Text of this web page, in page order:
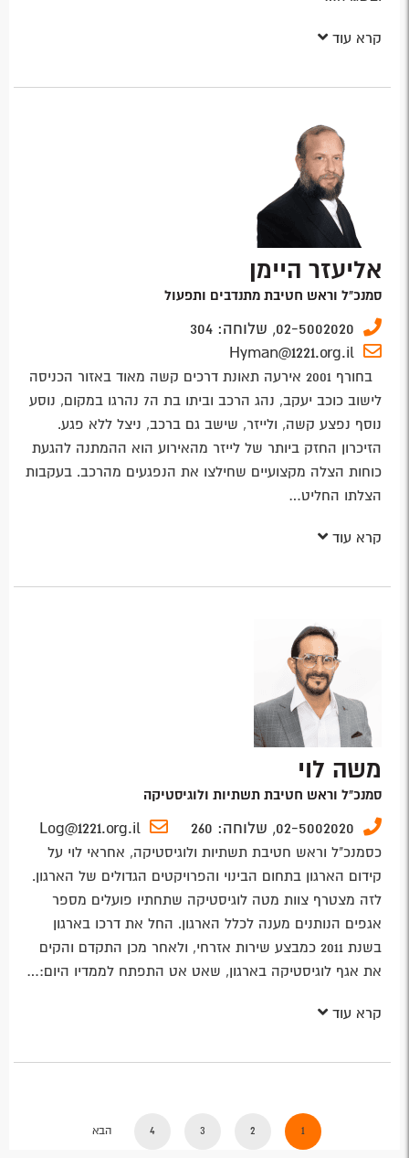
קרא עוד
אליעזר היימן
סמנכ"ל וראש חטיבת מתנדבים ותפעול
02-5002020, שלוחה: 304
Hyman@1221.org.il
בחורף 2001 אירעה תאונת דרכים קשה מאוד באזור הכניסה
לישוב כוכב יעקב, נהג הרכב וביתו בת ה7 נהרגו במקום, נוסע
נוסף נפצע קשה, ולייזר, שישב גם ברכב, ניצל ללא פגע.
הזיכרון החזק ביותר של לייזר מהאירוע הוא ההמתנה להגעת
כוחות הצלה מקצועיים שחילצו את הנפגעים מהרכב. בעקבות
הצלתו החליט…
קרא עוד
משה לוי
סמנכ"ל וראש חטיבת תשתיות ולוגיסטיקה
02-5002020, שלוחה: 260
Log@1221.org.il
כסמנכ"ל וראש חטיבת תשתיות ולוגיסטיקה, אחראי לוי על
קידום הארגון בתחום הבינוי והפרויקטים הגדולים של הארגון.
לזה מצטרף צוות מטה לוגיסטיקה שתחתיו פועלים מספר
אגפים הנותנים מענה לכלל הארגון. החל את דרכו בארגון
בשנת 2011 כמבצע שירות אזרחי, ולאחר מכן התקדם והקים
את אגף לוגיסטיקה בארגון, שאט אט התפתח לממדיו היום:…
קרא עוד
1
2
3
4 הבא